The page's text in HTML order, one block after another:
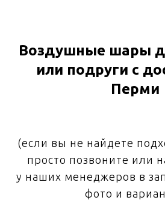
Воздушные шары
или подруги с
Перми
(если вы не найдете
просто позвоните или
у наших менеджеров в
фото и